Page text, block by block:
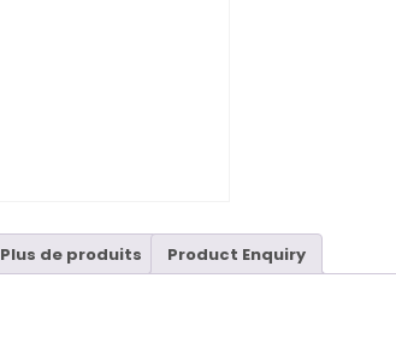
Plus de produits Product Enquiry